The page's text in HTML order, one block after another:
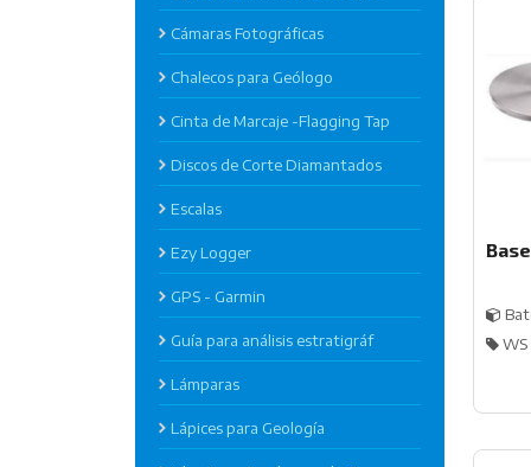
Cámaras Fotográficas
Chalecos para Geólogo
Cinta de Marcaje -Flagging Tap
Discos de Corte Diamantados
Escalas
Ezy Logger
GPS - Garmin
Guía para análisis estratigráf
Lámparas
Lápices para Geología
WS